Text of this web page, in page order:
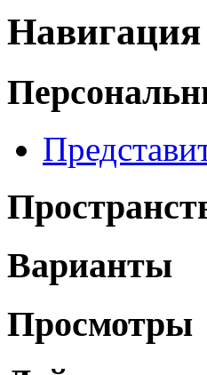
Навигация
Варианты
Просмотры